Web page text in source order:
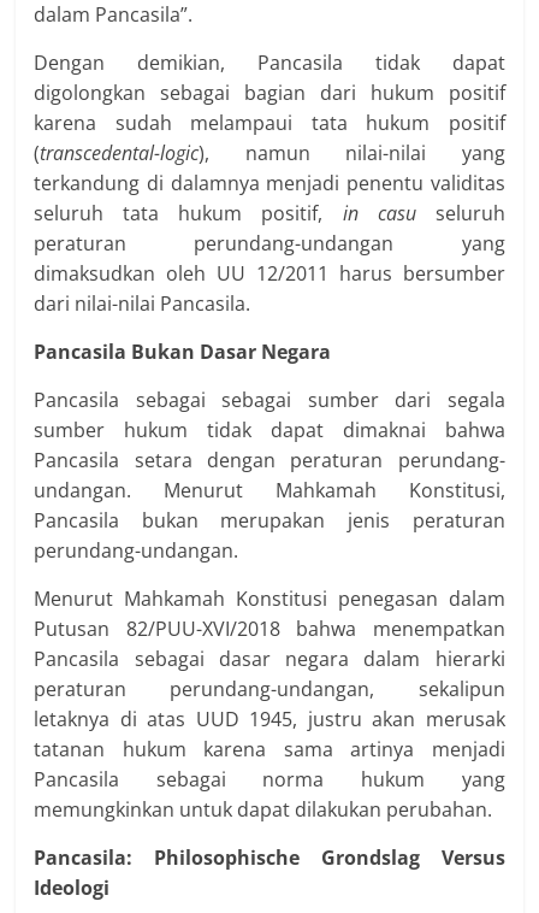
dalam Pancasila”.
Dengan demikian, Pancasila tidak dapat
digolongkan sebagai bagian dari hukum positif
karena sudah melampaui tata hukum positif
(transcedental-logic), namun nilai-nilai yang
terkandung di dalamnya menjadi penentu validitas
seluruh tata hukum positif, in casuseluruh
peraturan perundang-undangan yang
dimaksudkan oleh UU 12/2011 harus bersumber
dari nilai-nilai Pancasila.
Pancasila Bukan Dasar Negara
Pancasila sebagai sebagai sumber dari segala
sumber hukum tidak dapat dimaknai bahwa
Pancasila setara dengan peraturan perundang-
undangan. Menurut Mahkamah Konstitusi,
Pancasila bukan merupakan jenis peraturan
perundang-undangan.
Menurut Mahkamah Konstitusi penegasan dalam
Putusan 82/PUU-XVI/2018 bahwa menempatkan
Pancasila sebagai dasar negara dalam hierarki
peraturan perundang-undangan, sekalipun
letaknya di atas UUD 1945, justru akan merusak
tatanan hukum karena sama artinya menjadi
Pancasila sebagai norma hukum yang
memungkinkan untuk dapat dilakukan perubahan.
Pancasila: Philosophische Grondslag Versus
Ideologi